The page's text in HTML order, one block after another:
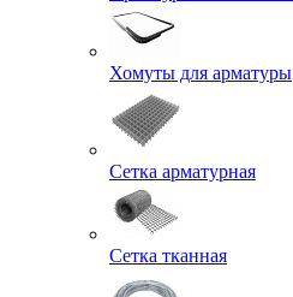
Хомуты для арматуры
Сетка арматурная
Сетка тканная